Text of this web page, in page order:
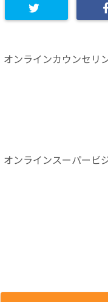
オンラインカウンセリ
オンラインスーパービ